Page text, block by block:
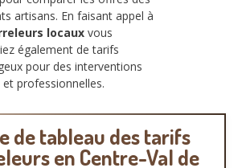
artisans. En faisant appel à
locaux vous
également de tarifs
pour des interventions
et professionnelles.
de tableau des tarifs
en Centre-Val de